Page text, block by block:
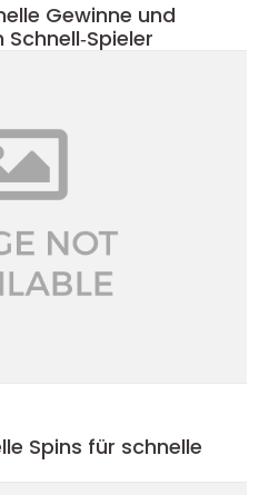
Gewinne und
Spins für schnelle